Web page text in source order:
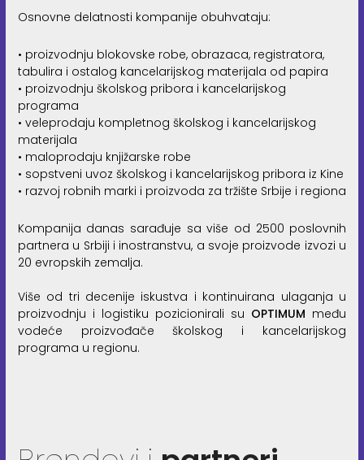
Osnovne delatnosti kompanije obuhvataju:
• proizvodnju blokovske robe, obrazaca, registratora,
tabulira i ostalog kancelarijskog materijala od papira
• proizvodnju školskog pribora i kancelarijskog
programa
• veleprodaju kompletnog školskog i kancelarijskog
materijala
• maloprodaju knjižarske robe
• sopstveni uvoz školskog i kancelarijskog pribora iz Kine
• razvoj robnih marki i proizvoda za tržište Srbije i regiona
Kompanija danas sarađuje sa više od 2500 poslovnih
partnera u Srbiji i inostranstvu, a svoje proizvode izvozi u
20 evropskih zemalja.
Više od tri decenije iskustva i kontinuirana ulaganja u
proizvodnju i logistiku pozicionirali su OPTIMUM među
vodeće proizvođače školskog i kancelarijskog
programa u regionu.